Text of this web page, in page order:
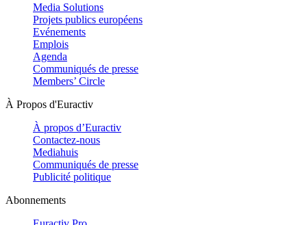
Media Solutions
Projets publics européens
Evénements
Emplois
Agenda
Communiqués de presse
Members’ Circle
À Propos d'Euractiv
À propos d’Euractiv
Contactez-nous
Mediahuis
Communiqués de presse
Publicité politique
Abonnements